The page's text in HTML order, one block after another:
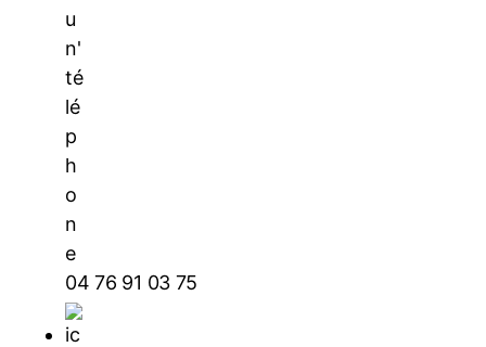
04 76 91 03 75